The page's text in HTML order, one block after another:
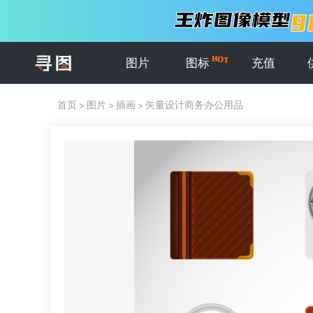
图片 图标 充值
首页 > 图片 > 插画 > 矢量设计商务办公用品